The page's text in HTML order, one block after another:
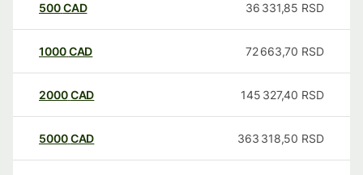
500CAD 36 331,85 RSD
1000CAD 72 663,70 RSD
2000CAD 145 327,40 RSD
5000CAD 363 318,50 RSD